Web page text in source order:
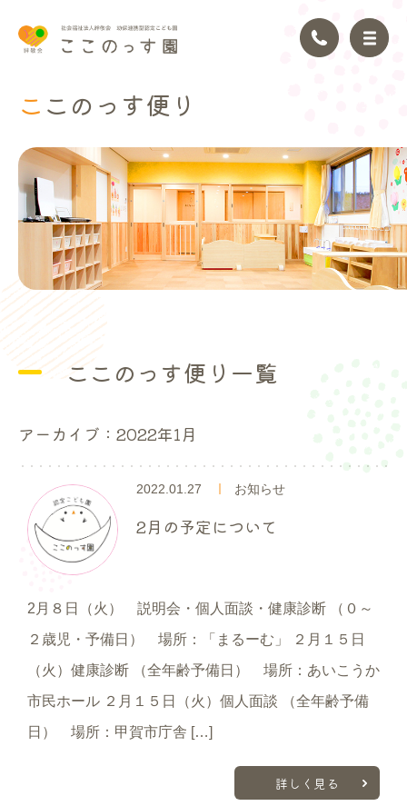
トップページ
園の理念
園の紹介
園の生活
アクセス
よくあるご質問
採用情報
ここのっす便り
ここのっ す便り
ここのっす便り一覧
アーカイブ：2022年1月
2022.01.27 お知らせ
2月の予定について
2月８日（火） 説明会・個人面談・健康診断 （０～
２歳児・予備日） 場所：「まるーむ」 ２月１５日
（火）健康診断 （全年齢予備日） 場所：あいこうか
市民ホール ２月１５日（火）個人面談 （全年齢予備
日） 場所：甲賀市庁舎 […]
詳しく見る